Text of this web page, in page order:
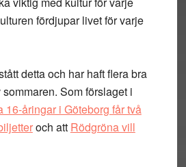
fördjupar livet för varje
detta och har haft flera bra
Som förslaget i
16-åringar i Göteborg får två
och att Rödgröna vill